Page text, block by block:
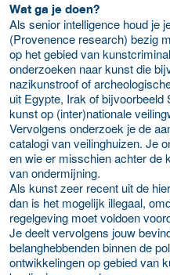
Wat ga je doen?
Als senior intelligence houd je
(Provenence research) bezig
op het gebied van
onderzoeken naar kunst die
nazikunstroof of
uit Egypte, Irak of
kunst op (inter)nationale
Vervolgens onderzoek je de
catalogi van veilinghuizen. Je
en wie er misschien achter de
van ondermijning.
Als kunst zeer recent uit de
dan is het mogelijk illegaal,
regelgeving moet voldoen
Je deelt vervolgens jouw
belanghebbenden binnen de
ontwikkelingen op gebied van